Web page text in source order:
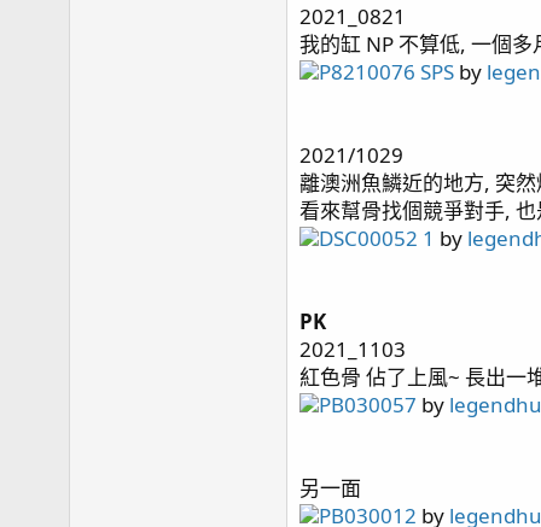
2021_0821
我的缸 NP 不算低, 一個
P8210076 SPS by
2021/1029
離澳洲魚鱗近的地方, 突
看來幫骨找個競爭對手,
DSC00052 1 by
PK
2021_1103
紅色骨 佔了上風~ 長出一
PB030057 by
另一面
PB030012 by